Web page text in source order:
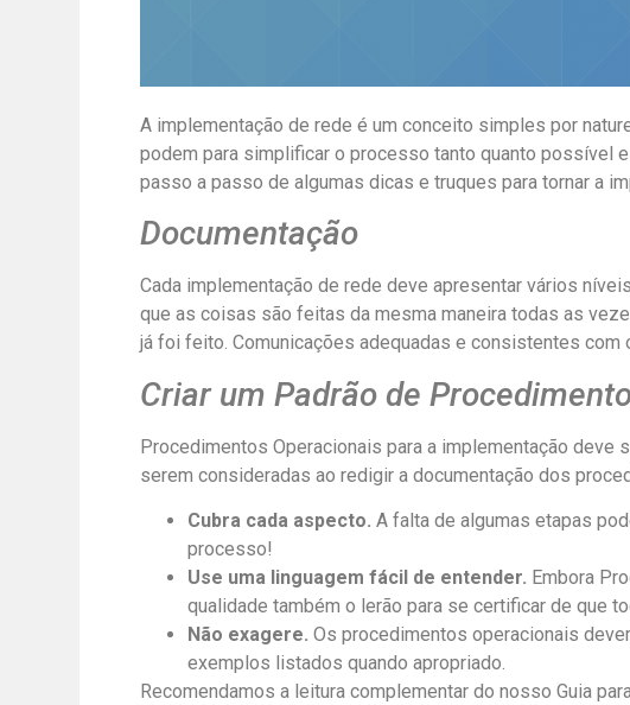
A implementação de rede é um conceito simples por
podem para simplificar o processo tanto quanto possível
passo a passo de algumas dicas e truques para tornar a
Documentação
Cada implementação de rede deve apresentar vários
que as coisas são feitas da mesma maneira todas as
já foi feito. Comunicações adequadas e consistentes com
Criar um Padrão de
Procedimentos Operacionais para a implementação
serem consideradas ao redigir a documentação dos
Cubra cada aspecto. A falta de algumas etapas
processo!
Use uma linguagem fácil de entender. Embora
qualidade também o lerão para se certificar de que
Não exagere. Os procedimentos operacionais
exemplos listados quando apropriado.
Recomendamos a leitura complementar do nosso Guia